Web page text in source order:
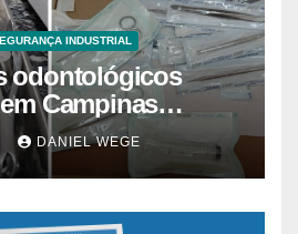
INDUSTRIAL
odontológicos
Campinas
DANIEL WEGE